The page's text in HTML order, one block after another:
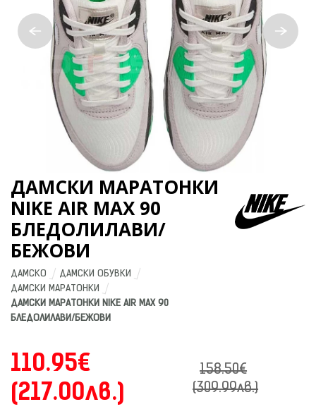
ДАМСКИ МАРАТОНКИ
NIKE AIR MAX 90
БЛЕДОЛИЛАВИ/
БЕЖОВИ
ДАМСКО
ДАМСКИ ОБУВКИ
ДАМСКИ МАРАТОНКИ
ДАМСКИ МАРАТОНКИ NIKE AIR MAX 90
БЛЕДОЛИЛАВИ/БЕЖОВИ
110.95€
(217.00лв.)
158.50€
(309.99лв.)